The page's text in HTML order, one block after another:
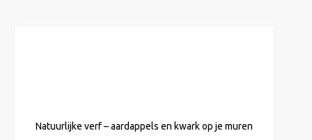
Natuurlijke verf – aardappels en kwark op je muren